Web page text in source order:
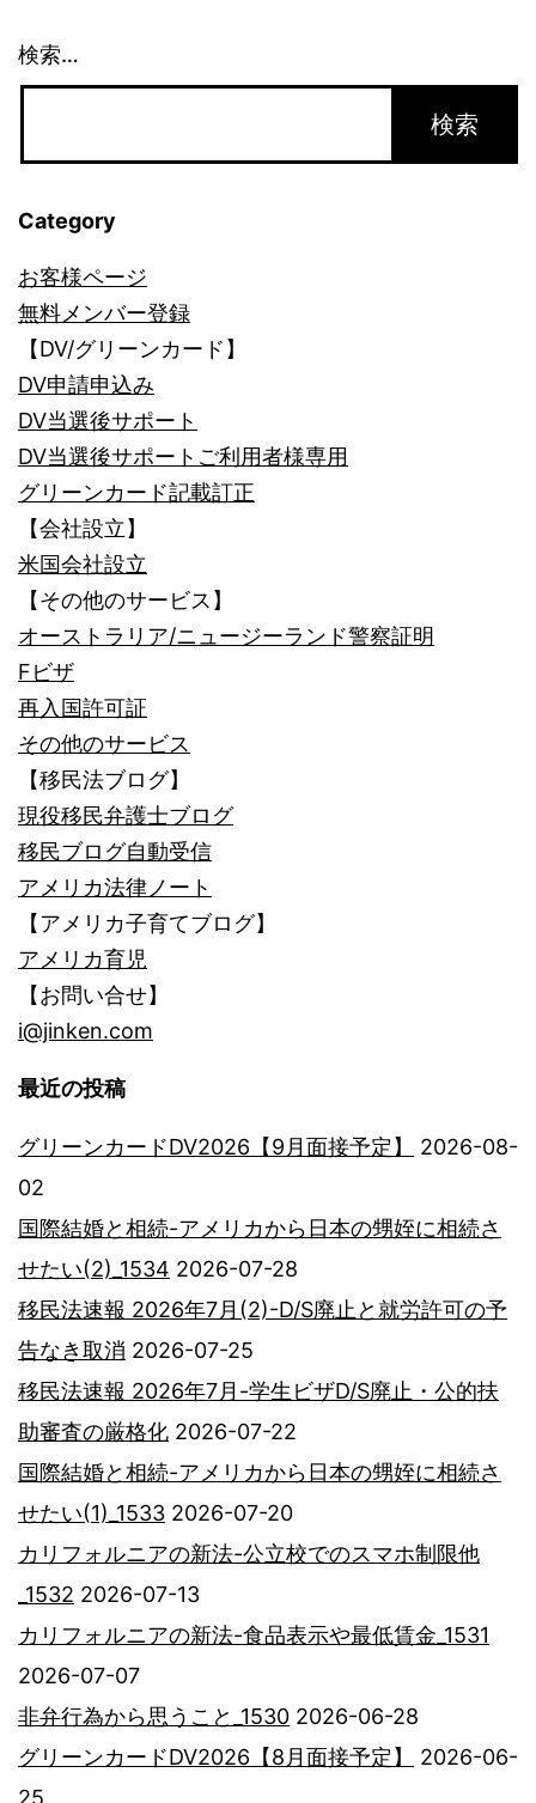
何
手
検索…
Category
お客様ページ
無料メンバー登録
【DV/グリーンカード】
DV申請申込み
DV当選後サポート
DV当選後サポートご利用者様専用
グリーンカード記載訂正
【会社設立】
米国会社設立
【その他のサービス】
オーストラリア/ニュージーランド警察証明
Fビザ
再入国許可証
その他のサービス
【移民法ブログ】
現役移民弁護士ブログ
移民ブログ自動受信
アメリカ法律ノート
【アメリカ子育てブログ】
アメリカ育児
【お問い合せ】
i@jinken.com
最近の投稿
グリーンカードDV2026【9月面接予定】
2026-08-
02
国際結婚と相続-アメリカから日本の甥姪に相続さ
せたい(2)_1534 2026-07-28
移民法速報 2026年7月(2)-D/S廃止と就労許可の予
告なき取消 2026-07-25
移民法速報 2026年7月-学生ビザD/S廃止・公的扶
助審査の厳格化 2026-07-22
国際結婚と相続-アメリカから日本の甥姪に相続さ
せたい(1)_1533 2026-07-20
カリフォルニアの新法-公立校でのスマホ制限他
_1532 2026-07-13
カリフォルニアの新法-食品表示や最低賃金_1531
2026-07-07
非弁行為から思うこと_1530 2026-06-28
グリーンカードDV2026【8月面接予定】
2026-06-